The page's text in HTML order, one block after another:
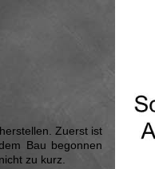
Zuerst ist
Bau begonnen
zu kurz.